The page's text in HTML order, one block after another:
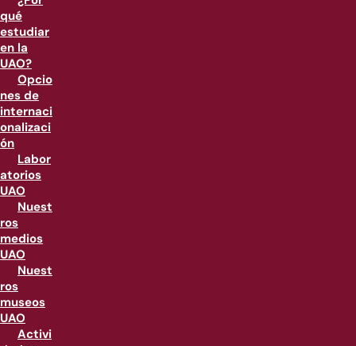
qué
estudiar
en la
UAO?
Opcio
nes de
internaci
onalizaci
ón
Labor
atorios
UAO
Nuest
ros
medios
UAO
Nuest
ros
museos
UAO
Activi